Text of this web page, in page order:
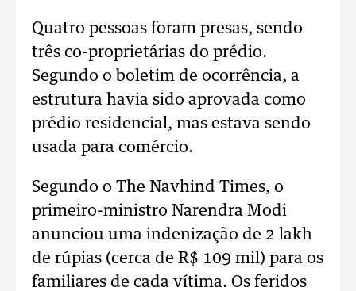
Quatro pessoas foram presas, sendo
três co-proprietárias do prédio.
Segundo o boletim de ocorrência, a
estrutura havia sido aprovada como
prédio residencial, mas estava sendo
usada para comércio.
Segundo o The Navhind Times, o
primeiro-ministro Narendra Modi
anunciou uma indenização de 2 lakh
de rúpias (cerca de R$ 109 mil) para os
familiares de cada vítima. Os feridos